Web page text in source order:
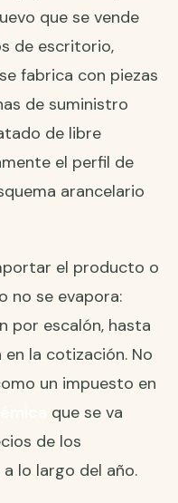
que se vende
de escritorio,
fabrica con piezas
de suministro
de libre
el perfil de
arancelario
el producto o
no se evapora:
por escalón, hasta
la cotización. No
un impuesto en
que se va
de los
lo largo del año.